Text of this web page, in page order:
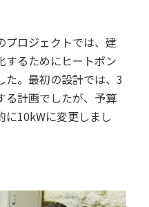
プロジェクトでは、建
するためにヒートポン
た。最初の設計では、3
る計画でしたが、予算
に10kWに変更しまし